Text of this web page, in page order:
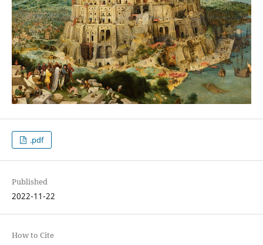
.pdf
Published
2022-11-22
How to Cite